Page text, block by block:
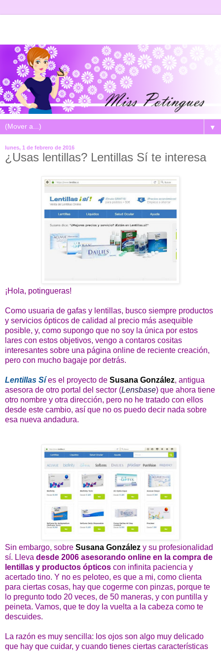
▼
lunes, 1 de febrero de 2016
¿Usas lentillas? Lentillas Sí te interesa
¡Hola, potingueras!
Como usuaria de gafas y lentillas, busco siempre productos
y servicios ópticos de calidad al precio más asequible
posible, y, como supongo que no soy la única por estos
lares con estos objetivos, vengo a contaros cositas
interesantes sobre una página online de reciente creación,
pero con mucho bagaje por detrás.
Lentillas Síes el proyecto de Susana González, antigua
asesora de otro portal del sector (Lensbase) que ahora tiene
otro nombre y otra dirección, pero no he tratado con ellos
desde este cambio, así que no os puedo decir nada sobre
esa nueva andadura.
Sin embargo, sobre Susana González y su profesionalidad
sí. Lleva desde 2006 asesorando online en la compra de
lentillas y productos ópticos con infinita paciencia y
acertado tino. Y no es peloteo, es que a mi, como clienta
para ciertas cosas, hay que cogerme con pinzas, porque te
lo pregunto todo 20 veces, de 50 maneras, y con puntilla y
peineta. Vamos, que te doy la vuelta a la cabeza como te
descuides.
La razón es muy sencilla: los ojos son algo muy delicado
que hay que cuidar, y cuando tienes ciertas características